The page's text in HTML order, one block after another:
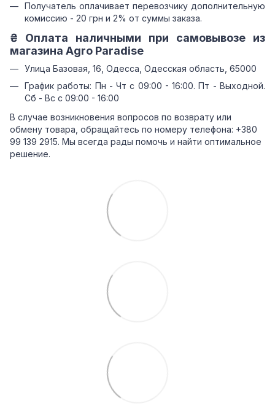
Получатель оплачивает перевозчику дополнительную
комиссию - 20 грн и 2% от суммы заказа.
₴ Оплата наличными при самовывозе из
магазина Agro Paradise
Улица Базовая, 16, Одесса, Одесская область, 65000
График работы: Пн - Чт с 09:00 - 16:00. Пт - Выходной.
Сб - Вс с 09:00 - 16:00
В случае возникновения вопросов по возврату или
обмену товара, обращайтесь по номеру телефона: +380
99 139 2915. Мы всегда рады помочь и найти оптимальное
решение.